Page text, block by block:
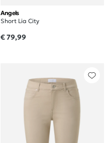
Angels
Short Lia City
€ 79,99